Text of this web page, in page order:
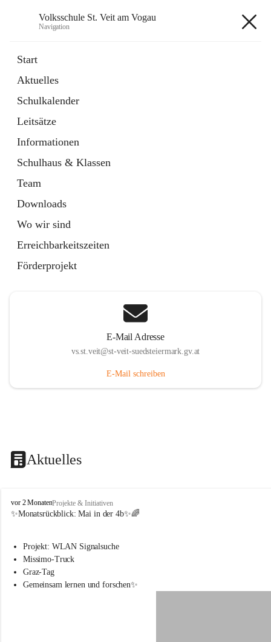
Volksschule St. Veit am Vogau
Navigation
Start
Aktuelles
Schulkalender
Leitsätze
Informationen
Schulhaus & Klassen
Team
Downloads
Wo wir sind
Erreichbarkeitszeiten
Förderprojekt
E-Mail Adresse
vs.st.veit@st-veit-suedsteiermark.gv.at
E-Mail schreiben
Aktuelles
V
o
s
s
c
vor 2 MonatenProjekte & Initiativen
✨Monatsrückblick: Mai in der 4b✨🌈
Projekt: WLAN Signalsuche
Missimo-Truck
Graz-Tag
Gemeinsam lernen und forschen✨